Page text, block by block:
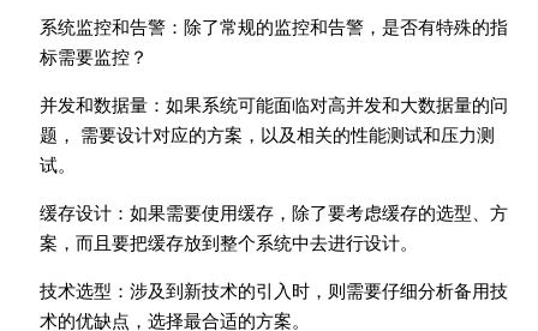
系统监控和告警：除了常规的监控和告警，是否有特殊的指
标需要监控？
并发和数据量：如果系统可能面临对高并发和大数据量的问
题， 需要设计对应的方案，以及相关的性能测试和压力测
试。
缓存设计：如果需要使用缓存，除了要考虑缓存的选型、方
案，而且要把缓存放到整个系统中去进行设计。
技术选型：涉及到新技术的引入时，则需要仔细分析备用技
术的优缺点，选择最合适的方案。